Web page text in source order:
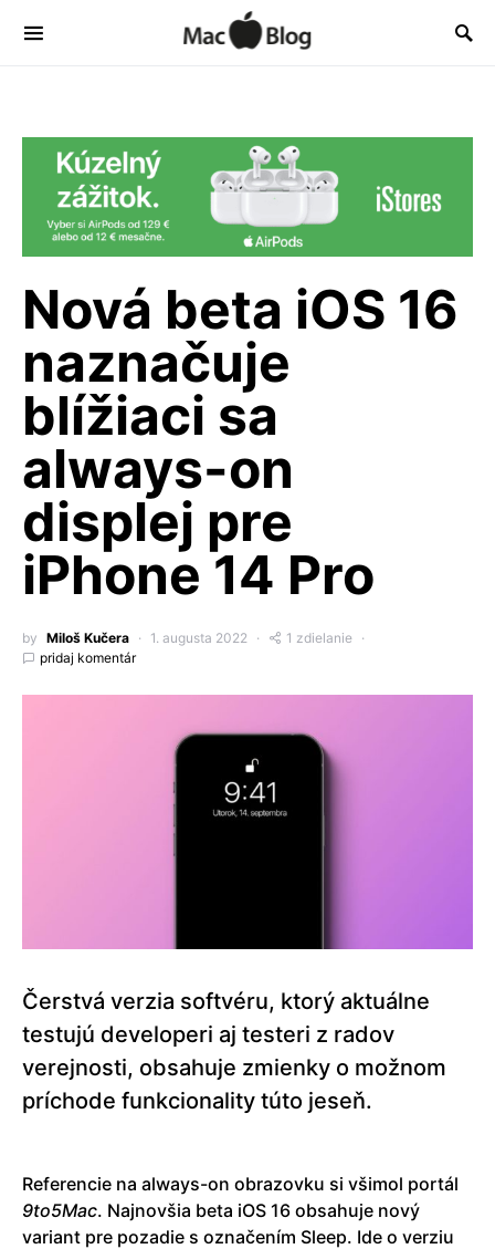
Nová beta iOS 16
naznačuje
blížiaci sa
always-on
displej pre
iPhone 14 Pro
by Miloš Kučera 1. augusta 2022
1 zdielanie
pridaj komentár
Čerstvá verzia softvéru, ktorý aktuálne
testujú developeri aj testeri z radov
verejnosti, obsahuje zmienky o možnom
príchode funkcionality túto jeseň.
Referencie na always-on obrazovku si všimol portál
9to5Mac. Najnovšia beta iOS 16 obsahuje nový
variant pre pozadie s označením Sleep. Ide o verziu